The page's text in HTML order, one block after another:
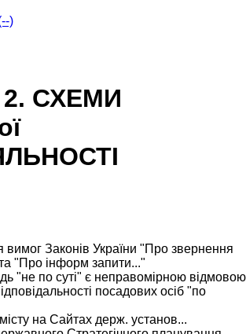
)
2. СХЕМИ
вимог Законів України "Про звернення
"Про інформ запити..."
"не по суті" є неправомірною відмовою
посадових осіб "по
на Сайтах держ. установ...